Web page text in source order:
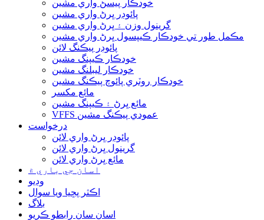
خودڪار پيسڻ واري مشين
پائوڊر ڀرڻ واري مشين
گرينول وزن ۽ ڀرڻ واري مشين
مڪمل طور تي خودڪار ڪيپسول ڀرڻ واري مشين
پائوڊر پيڪنگ لائن
خودڪار ڪيپنگ مشين
خودڪار ليبلنگ مشين
خودڪار روٽري پائوچ پيڪنگ مشين
مائع مکسر
مائع ڀرڻ ۽ ڪيپنگ مشين
VFFS عمودي پيڪنگ مشين
درخواست
پائوڊر ڀرڻ واري لائن
گرينول ڀرڻ واري لائن
مائع ڀرڻ واري لائن
اسان جي باري ۾
وڊيو
اڪثر پڇيا ويا سوال
بلاگ
اسان سان رابطو ڪريو